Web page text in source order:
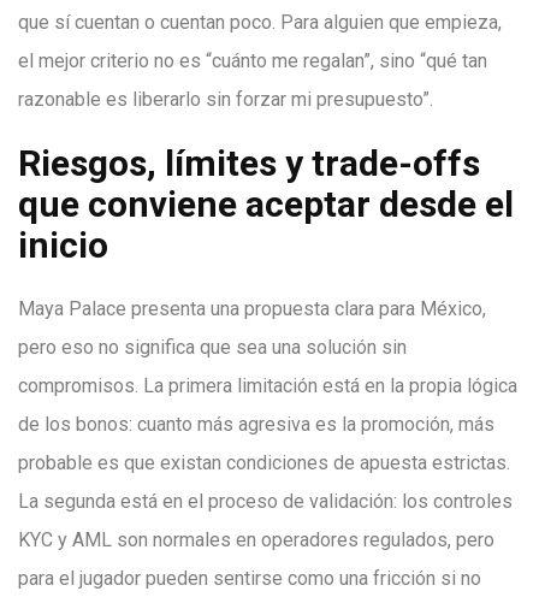
que sí cuentan o cuentan poco. Para alguien que empieza,
el mejor criterio no es “cuánto me regalan”, sino “qué tan
razonable es liberarlo sin forzar mi presupuesto”.
Riesgos, límites y trade-offs
que conviene aceptar desde el
inicio
Maya Palace presenta una propuesta clara para México,
pero eso no significa que sea una solución sin
compromisos. La primera limitación está en la propia lógica
de los bonos: cuanto más agresiva es la promoción, más
probable es que existan condiciones de apuesta estrictas.
La segunda está en el proceso de validación: los controles
KYC y AML son normales en operadores regulados, pero
para el jugador pueden sentirse como una fricción si no